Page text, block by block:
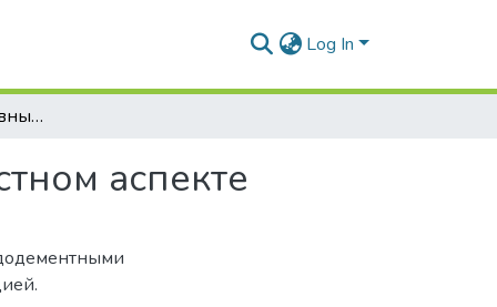
Log In
Сосудистые когнитивные расстройства в возрастном аспекте
аспекте